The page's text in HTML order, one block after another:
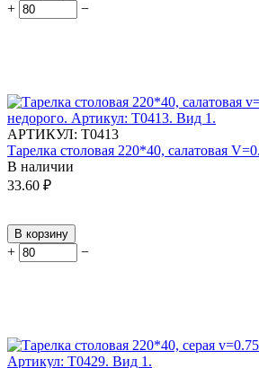
+ −
АРТИКУЛ: Т0413
Тарелка столовая 220*40, салатовая
В наличии
33.60 ₽
В корзину
+ −